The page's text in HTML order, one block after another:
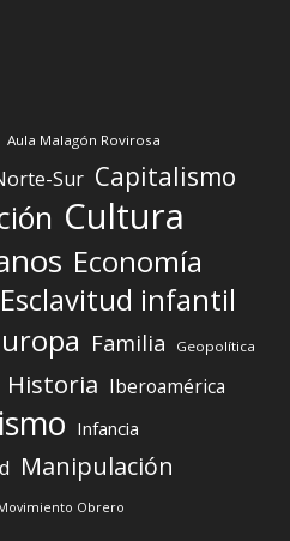
Aula Malagón Rovirosa
Sur Capitalismo
Cultura
Economía
Esclavitud infantil
Familia Geopolítica
Historia Iberoamérica
Infancia
Manipulación
Obrero